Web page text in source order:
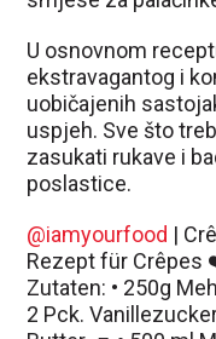
U osnovnom
ekstravagantog i
uobičajenih
uspjeh. Sve što
zasukati rukave i
poslastice.
@iamyourfood |
Rezept für Crêpes
Zutaten: • 250g
2 Pck.